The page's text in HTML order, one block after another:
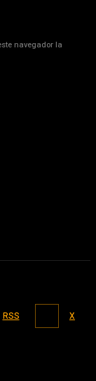
navegador la
RSS X